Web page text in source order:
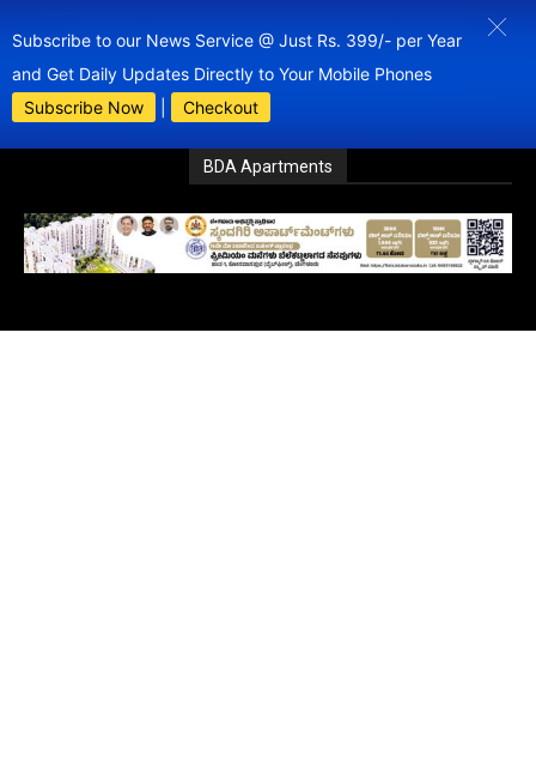
Subscribe to our News Service @ Just Rs. 399/- per Year
and Get Daily Updates Directly to Your Mobile Phones
Subscribe Now
Checkout
BDA Apartments